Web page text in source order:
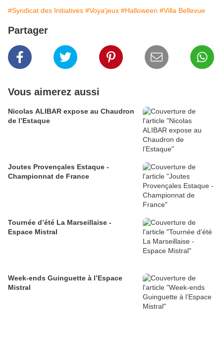
#Syndicat des Initiatives #Voya'jeux #Halloween #Villa Bellevue
Partager
Vous aimerez aussi
Nicolas ALIBAR expose au Chaudron
de l’Estaque
Joutes Provençales Estaque -
Championnat de France
Tournée d’été La Marseillaise -
Espace Mistral
Week-ends Guinguette à l’Espace
Mistral